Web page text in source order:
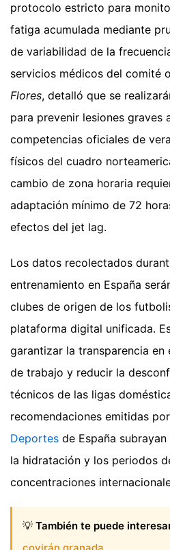
protocolo estricto para
fatiga acumulada mediante
de variabilidad de la
servicios médicos del comité
Flores, detalló que se
para prevenir lesiones graves
competencias oficiales de
físicos del cuadro
cambio de zona horaria
adaptación mínimo de 72
efectos del jet lag.
Los datos recolectados
entrenamiento en España
clubes de origen de los
plataforma digital unificada.
garantizar la transparencia en
de trabajo y reducir la
técnicos de las ligas
recomendaciones emitidas
Deportes de España
la hidratación y los periodos
concentraciones
💡 También te puede
covirán granada